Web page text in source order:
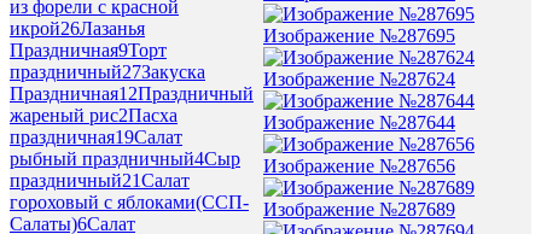
из форели с красной
икрой26Лазанья
Праздничная9Торт
праздничный27Закуска
Праздничная12Праздничный
жареный рис2Пасха
праздничная19Салат
рыбный праздничный4Сыр
праздничный21Салат
гороховый с яблоками(ССП-
Салаты)6Салат
Изображение №287695
Изображение №287624
Изображение №287644
Изображение №287656
Изображение №287689